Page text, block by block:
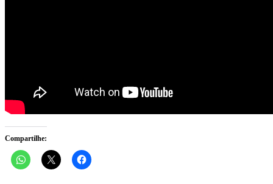
Compartilhe: